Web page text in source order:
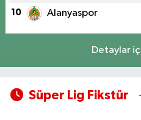
10 Alanyaspor
Detaylar
Süper Lig Fikstür